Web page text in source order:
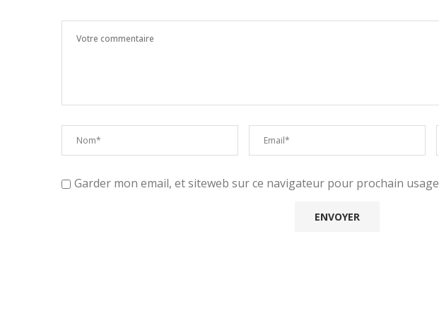
Garder mon email, et siteweb sur ce navigateur pour prochain usage